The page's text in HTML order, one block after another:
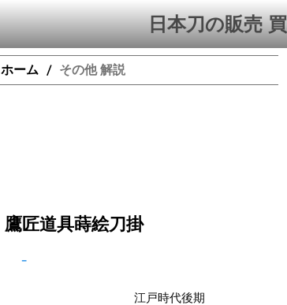
日本刀の販売
ホーム / その他 解説
鷹匠道具蒔絵刀掛
-
江戸時代後期